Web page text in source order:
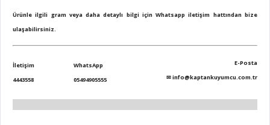
Ürünle ilgili gram veya daha detaylı bilgi için Whatsapp iletişim hattından bize
ulaşabilirsiniz.
İletişim
4443558
WhatsApp
05494905555
E-Posta
✉info@kaptankuyumcu.com.tr